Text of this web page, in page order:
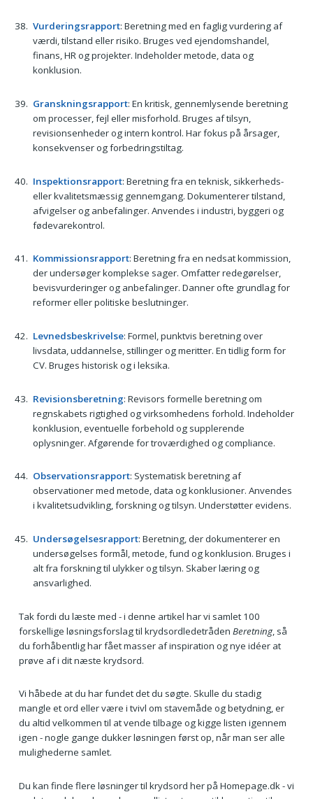
Vurderingsrapport: Beretning med en faglig vurdering af
værdi, tilstand eller risiko. Bruges ved ejendomshandel,
finans, HR og projekter. Indeholder metode, data og
konklusion.
Granskningsrapport: En kritisk, gennemlysende beretning
om processer, fejl eller misforhold. Bruges af tilsyn,
revisionsenheder og intern kontrol. Har fokus på årsager,
konsekvenser og forbedringstiltag.
Inspektionsrapport: Beretning fra en teknisk, sikkerheds-
eller kvalitetsmæssig gennemgang. Dokumenterer tilstand,
afvigelser og anbefalinger. Anvendes i industri, byggeri og
fødevarekontrol.
Kommissionsrapport: Beretning fra en nedsat kommission,
der undersøger komplekse sager. Omfatter redegørelser,
bevisvurderinger og anbefalinger. Danner ofte grundlag for
reformer eller politiske beslutninger.
Levnedsbeskrivelse: Formel, punktvis beretning over
livsdata, uddannelse, stillinger og meritter. En tidlig form for
CV. Bruges historisk og i leksika.
Revisionsberetning: Revisors formelle beretning om
regnskabets rigtighed og virksomhedens forhold. Indeholder
konklusion, eventuelle forbehold og supplerende
oplysninger. Afgørende for troværdighed og compliance.
Observationsrapport: Systematisk beretning af
observationer med metode, data og konklusioner. Anvendes
i kvalitetsudvikling, forskning og tilsyn. Understøtter evidens.
Undersøgelsesrapport: Beretning, der dokumenterer en
undersøgelses formål, metode, fund og konklusion. Bruges i
alt fra forskning til ulykker og tilsyn. Skaber læring og
ansvarlighed.
Tak fordi du læste med - i denne artikel har vi samlet 100
forskellige løsningsforslag til krydsordledetråden Beretning, så
du forhåbentlig har fået masser af inspiration og nye idéer at
prøve af i dit næste krydsord.
Vi håbede at du har fundet det du søgte. Skulle du stadig
mangle et ord eller være i tvivl om stavemåde og betydning, er
du altid velkommen til at vende tilbage og kigge listen igennem
igen - nogle gange dukker løsningen først op, når man ser alle
mulighederne samlet.
Du kan finde flere løsninger til krydsord her på Homepage.dk - vi